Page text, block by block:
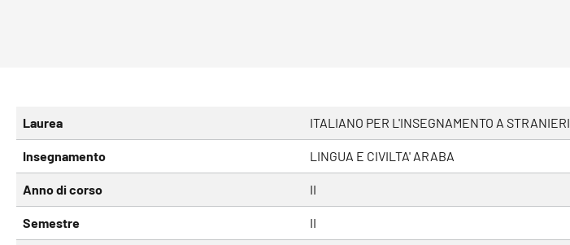
Laurea ITALIANO PER L'INSEGNAMENTO A STRANIERI
Insegnamento LINGUA E CIVILTA' ARABA
Anno di corso II
Semestre II